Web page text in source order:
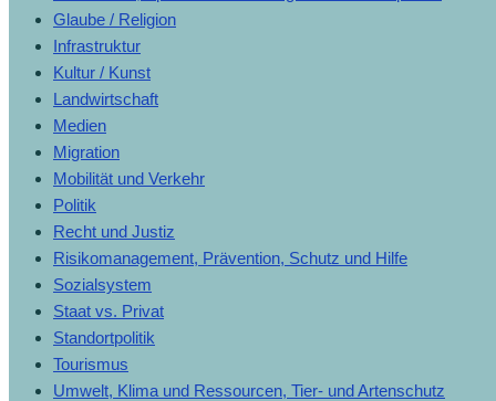
Glaube / Religion
Infrastruktur
Kultur / Kunst
Landwirtschaft
Medien
Migration
Mobilität und Verkehr
Politik
Recht und Justiz
Risikomanagement, Prävention, Schutz und Hilfe
Sozialsystem
Staat vs. Privat
Standortpolitik
Tourismus
Umwelt, Klima und Ressourcen, Tier- und Artenschutz